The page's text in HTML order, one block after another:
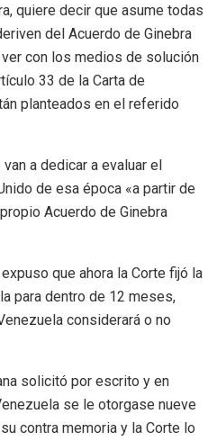
quiere decir que asume todas
del Acuerdo de Ginebra
con los medios de solución
33 de la Carta de
planteados en el referido
a dedicar a evaluar el
de esa época «a partir de
Acuerdo de Ginebra
que ahora la Corte fijó la
para dentro de 12 meses,
considerará o no
solicitó por escrito y en
se le otorgase nueve
contra memoria y la Corte lo